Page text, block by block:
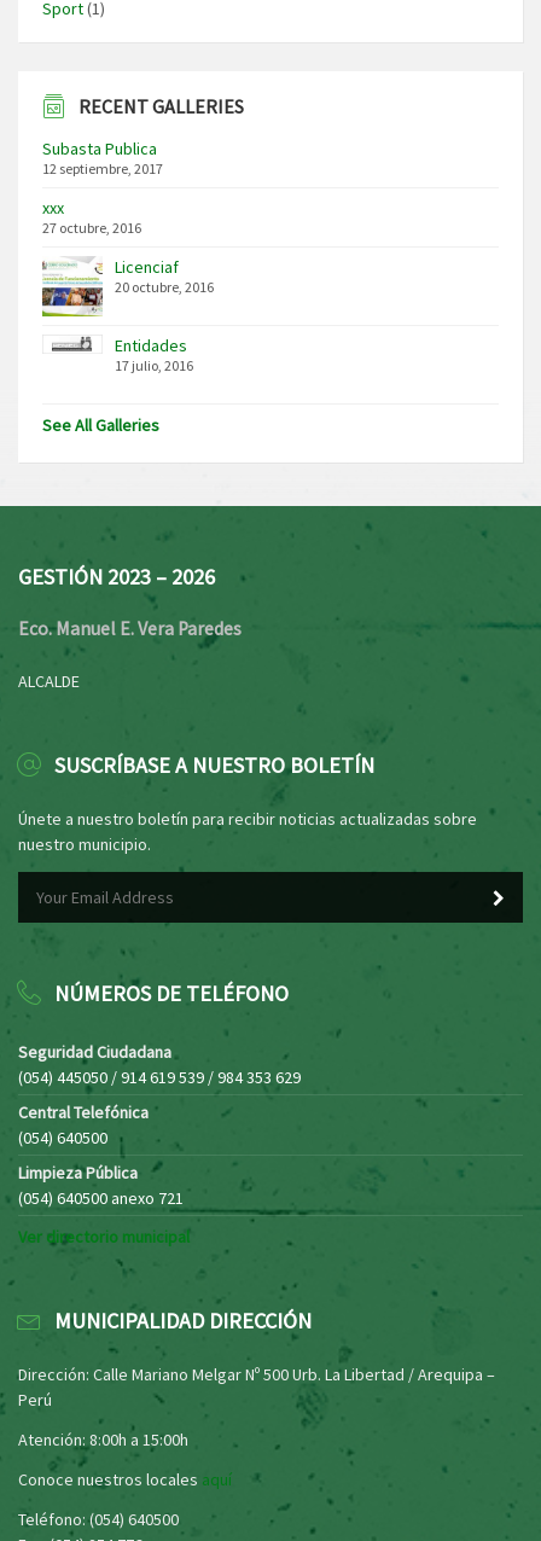
Sport(1)
RECENT GALLERIES
Subasta Publica
12 septiembre, 2017
xxx
27 octubre, 2016
Licenciaf
20 octubre, 2016
Entidades
17 julio, 2016
See All Galleries
GESTIÓN 2023 – 2026
Eco. Manuel E. Vera Paredes
ALCALDE
SUSCRÍBASE A NUESTRO BOLETÍN
Únete a nuestro boletín para recibir noticias actualizadas sobre
nuestro municipio.
NÚMEROS DE TELÉFONO
Seguridad Ciudadana
(054) 445050 / 914 619 539 / 984 353 629
Central Telefónica
(054) 640500
Limpieza Pública
(054) 640500 anexo 721
Ver directorio municipal
MUNICIPALIDAD DIRECCIÓN
Dirección: Calle Mariano Melgar Nº 500 Urb. La Libertad / Arequipa –
Perú
Atención: 8:00h a 15:00h
Conoce nuestros locales aquí
Teléfono: (054) 640500